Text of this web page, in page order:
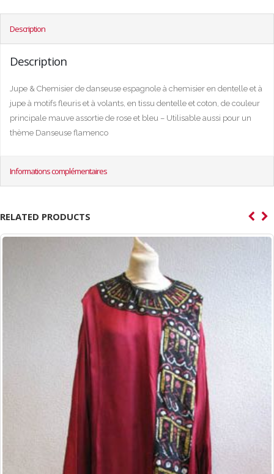
Description
Description
Jupe & Chemisier de danseuse espagnole à chemisier en dentelle et à
jupe à motifs fleuris et à volants, en tissu dentelle et coton, de couleur
principale mauve assortie de rose et bleu – Utilisable aussi pour un
thème Danseuse flamenco
Informations complémentaires
RELATED PRODUCTS